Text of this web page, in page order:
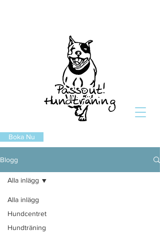
Boka Nu
Blogg
Alla inlägg
Hundcentret
Hundträning
Alla inlägg